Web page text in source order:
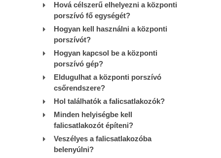
Hová célszerű elhelyezni a központi
porszívó fő egységét?
Hogyan kell használni a központi
porszívót?
Hogyan kapcsol be a központi
porszívó gép?
Eldugulhat a központi porszívó
csőrendszere?
Hol találhatók a falicsatlakozók?
Minden helyiségbe kell
falicsatlakozót építeni?
Veszélyes a falicsatlakozóba
belenyúlni?